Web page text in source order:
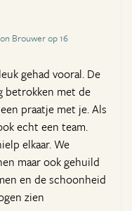
Brouwer op 16
gehad vooral. De
betrokken met de
praatje met je. Als
echt een team.
elkaar. We
maar ook gehuild
en de schoonheid
zien